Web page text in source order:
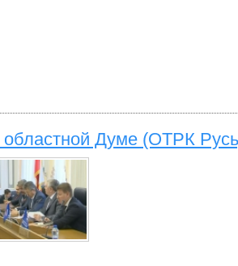
Думе (ОТРК